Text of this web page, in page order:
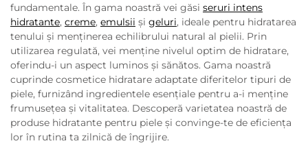
fundamentale. În gama noastră vei găsi seruri intens
hidratante, creme, emulsii și geluri, ideale pentru hidratarea
tenului și menținerea echilibrului natural al pielii. Prin
utilizarea regulată, vei menține nivelul optim de hidratare,
oferindu-i un aspect luminos și sănătos. Gama noastră
cuprinde cosmetice hidratare adaptate diferitelor tipuri de
piele, furnizând ingredientele esențiale pentru a-i menține
frumusețea și vitalitatea. Descoperă varietatea noastră de
produse hidratante pentru piele și convinge-te de eficiența
lor în rutina ta zilnică de îngrijire.